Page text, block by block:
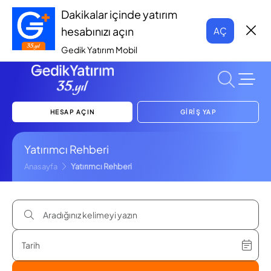
Dakikalar içinde yatırım
hesabınızı açın
Gedik Yatırım Mobil
AÇ
HESAP AÇIN GİRİŞ YAP
Yatırımcı Rehberi
Anasayfa Yatırımcı Rehberi